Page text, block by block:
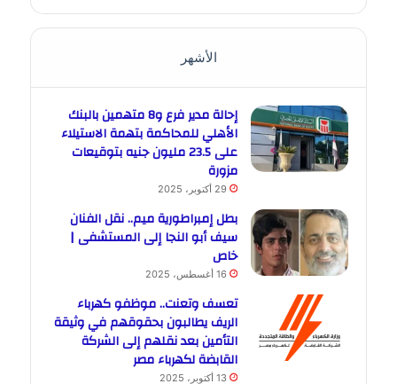
الأشهر
إحالة مدير فرع و8 متهمين بالبنك
الأهلي للمحاكمة بتهمة الاستيلاء
على 23.5 مليون جنيه بتوقيعات
مزورة
29 أكتوبر، 2025
بطل إمبراطورية ميم.. نقل الفنان
سيف أبو النجا إلى المستشفى |
خاص
16 أغسطس، 2025
تعسف وتعنت.. موظفو كهرباء
الريف يطالبون بحقوقهم في وثيقة
التأمين بعد نقلهم إلى الشركة
القابضة لكهرباء مصر
13 أكتوبر، 2025